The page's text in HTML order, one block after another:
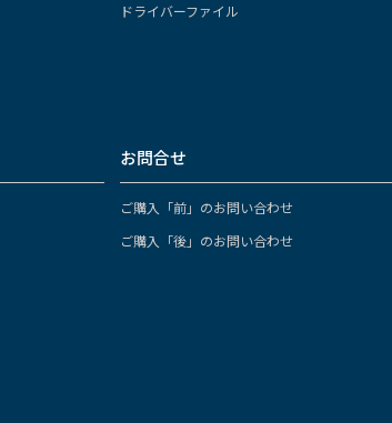
ドライバーファイル
お問合せ
ご購入「前」のお問い合わせ
ご購入「後」のお問い合わせ